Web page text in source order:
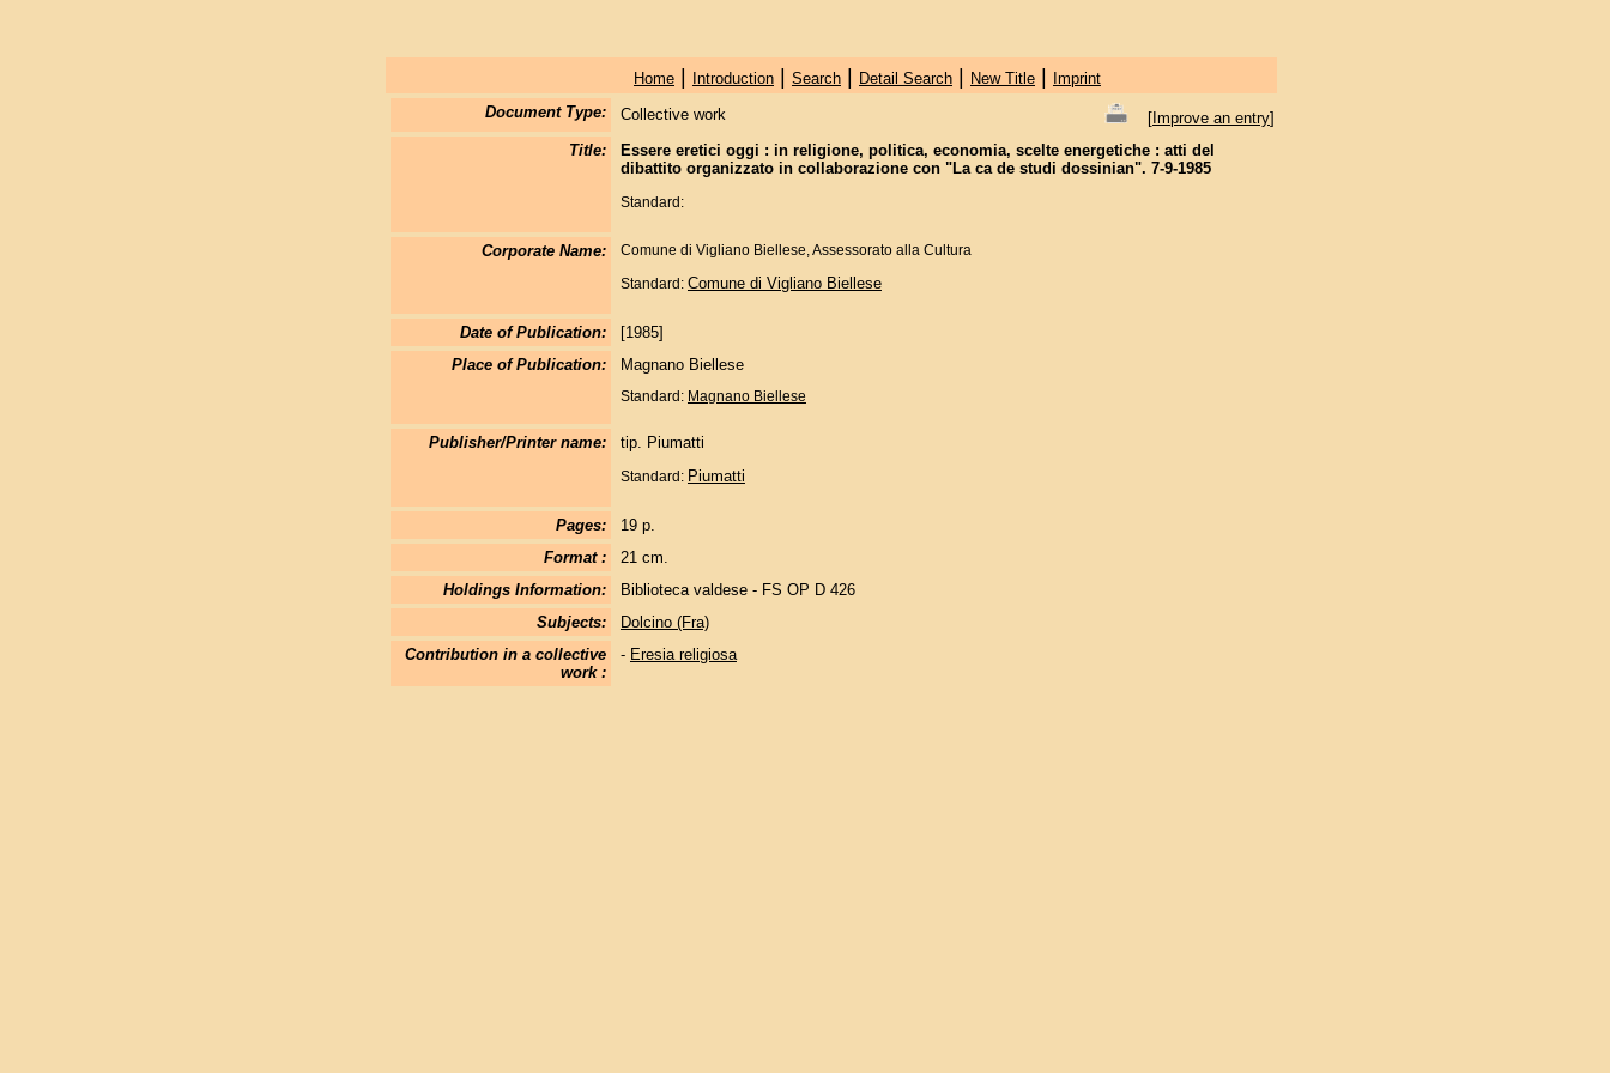
Home| Introduction| Search| Detail Search| New Title|
Imprint
Document Type:
Collective work [Improve an entry]
Title:
Essere eretici oggi : in religione, politica, economia, scelte energetiche : atti del
dibattito organizzato in collaborazione con "La ca de studi dossinian". 7-9-1985
Standard:
Corporate Name: Comune di Vigliano Biellese, Assessorato alla Cultura
Standard: Comune di Vigliano Biellese
Date of Publication:
[1985]
Place of Publication:
Magnano Biellese
Standard: Magnano Biellese
Publisher/Printer name: tip. Piumatti
Standard: Piumatti
Pages:
19 p.
Format :
21 cm.
Holdings Information:
Biblioteca valdese - FS OP D 426
Subjects:
Dolcino (Fra)
Contribution in a collective
work :
- Eresia religiosa